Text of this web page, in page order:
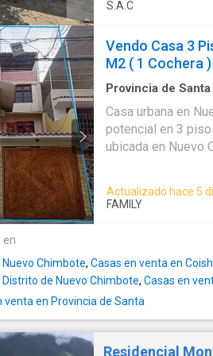
a dos cuadras del chifa Hugos
inmediato con
S.A.C
Vendo Casa 3
M2 ( 1 Cochera
Provincia de Santa
Casa urbana en
potencial en 3 pisos Descripción: Casa sólida y
ubicada en Nuevo
posibilidades de
luminosos
de Nuevo
Chimbote , Perú 🏠 Pisos: 3 📐 Área terreno: 147.00
m² 🧱 Área construida: 331.60 m² 🛏️ Habitaciones: 6
🛁 Baños: 6 🚗 Estacionamientos: 1 Destacados: - 🌇
Actualizado hace 5
FAMILY
en
Chimbote, Casas en venta en
de Nuevo Chimbote, Casas en
venta en Provincia de Santa
Residencial